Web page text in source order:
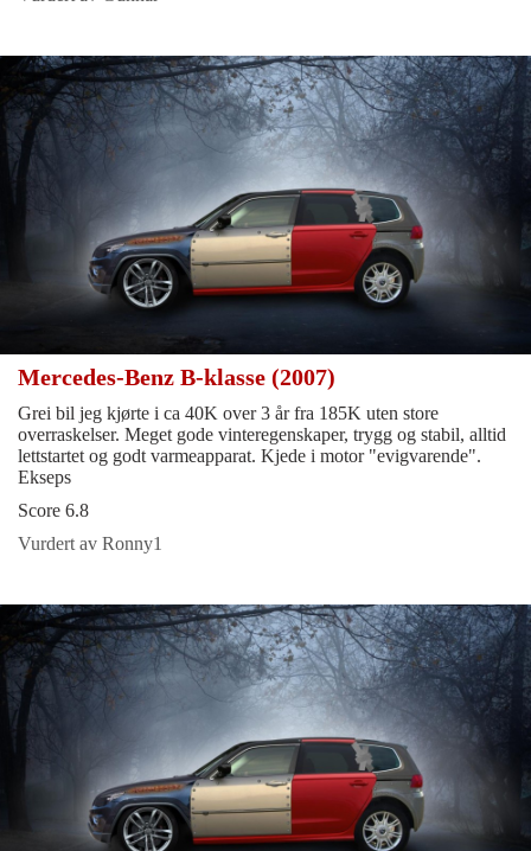
Mercedes-Benz B-klasse (2007)
Grei bil jeg kjørte i ca 40K over 3 år fra 185K uten store
overraskelser. Meget gode vinteregenskaper, trygg og stabil, alltid
lettstartet og godt varmeapparat. Kjede i motor "evigvarende".
Ekseps
Score 6.8
Vurdert av Ronny1